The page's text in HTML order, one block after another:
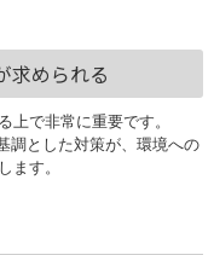
求められる
上で非常に重要です。
調とした対策が、環境への
ます。